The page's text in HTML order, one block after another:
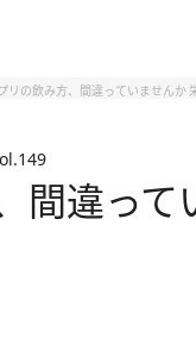
リの飲み方、間違っていませんか
間違っ